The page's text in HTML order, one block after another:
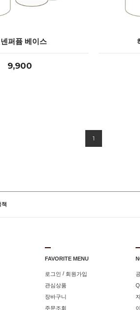
퍼퓸 베이스
9,900
1
책
FAVORITE MENU
로그인 / 회원가입
관심상품
장바구니
주문조회